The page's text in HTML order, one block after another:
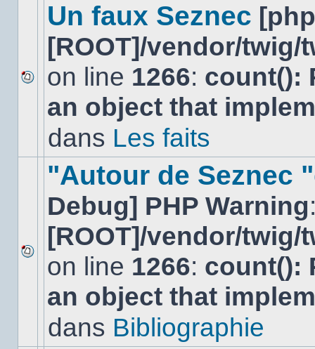
Aucun
nouveau
message
Un faux Seznec
[ROOT]/vendor/
on line 1266: count():
an object that
dans Les faits
Aucun
nouveau
message
non-
dans
"Autour de Seznec
Debug] PHP Warning
[ROOT]/vendor/
on line 1266: count():
an object that
dans Bibliographie